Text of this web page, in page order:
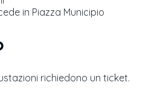
in Piazza Municipio
richiedono un ticket.